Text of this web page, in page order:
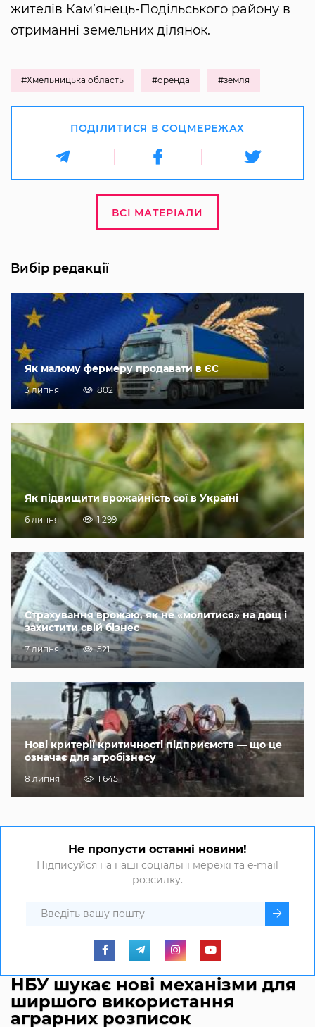
жителів Кам’янець-Подільського району в
отриманні земельних ділянок.
#Хмельницька область #оренда #земля
ПОДІЛИТИСЯ В СОЦМЕРЕЖАХ
ВСІ МАТЕРІАЛИ
Вибір редакції
Як малому фермеру продавати в ЄС
3 липня 802
Як підвищити врожайність сої в Україні
6 липня 1 299
Страхування врожаю, як не «молитися» на дощ і
захистити свій бізнес
7 липня 521
Нові критерії критичності підприємств — що це
означає для агробізнесу
8 липня 1 645
Не пропусти останні новини!
Підписуйся на наші соціальні мережі та e-mail
розсилку.
НБУ шукає нові механізми для
ширшого використання
аграрних розписок